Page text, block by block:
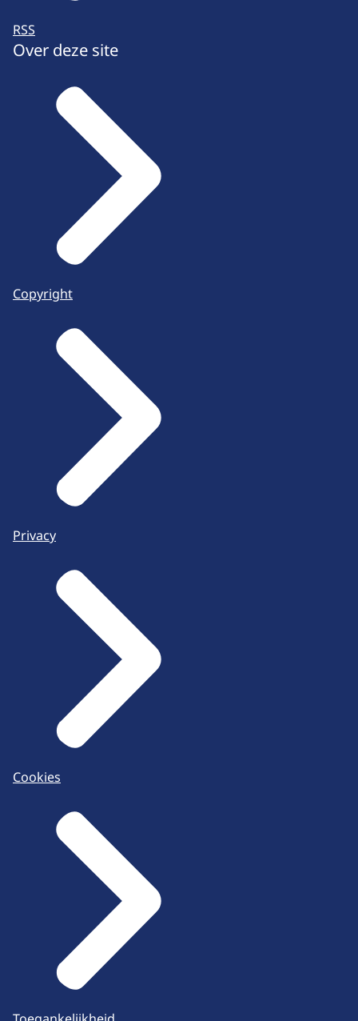
RSS
Over deze site
Copyright
Privacy
Cookies